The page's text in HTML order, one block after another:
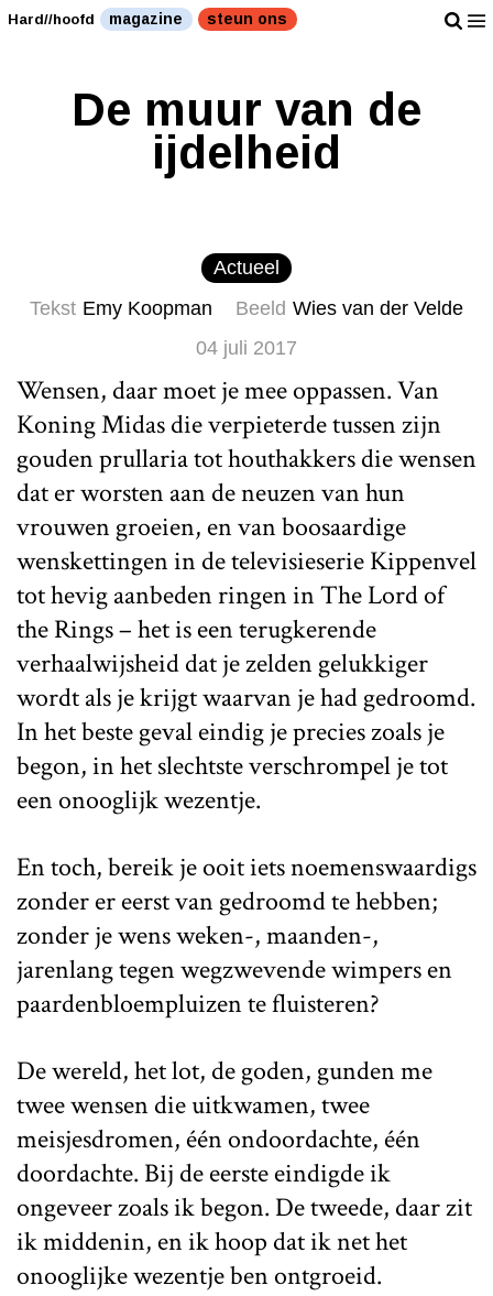
Hard//hoofd magazine steun ons
De muur van de
ijdelheid
Actueel
Tekst Emy Koopman Beeld Wies van der Velde
04 juli 2017
Wensen, daar moet je mee oppassen. Van
Koning Midas die verpieterde tussen zijn
gouden prullaria tot houthakkers die wensen
dat er worsten aan de neuzen van hun
vrouwen groeien, en van boosaardige
wenskettingen in de televisieserie Kippenvel
tot hevig aanbeden ringen in The Lord of
the Rings – het is een terugkerende
verhaalwijsheid dat je zelden gelukkiger
wordt als je krijgt waarvan je had gedroomd.
In het beste geval eindig je precies zoals je
begon, in het slechtste verschrompel je tot
een onooglijk wezentje.
En toch, bereik je ooit iets noemenswaardigs
zonder er eerst van gedroomd te hebben;
zonder je wens weken-, maanden-,
jarenlang tegen wegzwevende wimpers en
paardenbloempluizen te fluisteren?
De wereld, het lot, de goden, gunden me
twee wensen die uitkwamen, twee
meisjesdromen, één ondoordachte, één
doordachte. Bij de eerste eindigde ik
ongeveer zoals ik begon. De tweede, daar zit
ik middenin, en ik hoop dat ik net het
onooglijke wezentje ben ontgroeid.